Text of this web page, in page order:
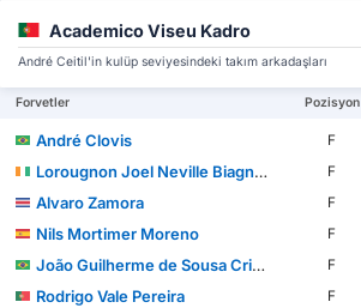
Academico Viseu Kadro
André Ceitil'in kulüp seviyesindeki takım arkadaşları
Forvetler Pozisyon
André Clovis F
Lorougnon Joel Neville Biagne Gohi
F
Alvaro Zamora
F
Nils Mortimer Moreno
F
João Guilherme de Sousa Crispim
F
Rodrigo Vale Pereira
F